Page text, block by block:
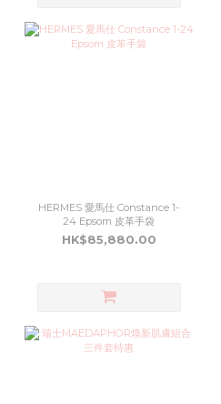
HERMES 愛馬仕 Constance 1-
24 Epsom 皮革手袋
HK$85,880.00